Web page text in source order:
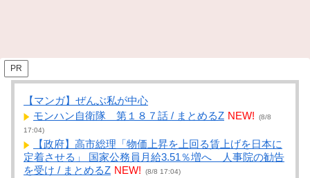
PR
【マンガ】ぜんぶ私が中心
モンハン自衛隊 第１８７話 / まとめるZ NEW!
(8/8
17:04)
【政府】高市総理「物価上昇を上回る賃上げを日本に
定着させる」 国家公務員月給3.51％増へ 人事院の勧告
を受け / まとめるZ NEW! (8/8 17:04)